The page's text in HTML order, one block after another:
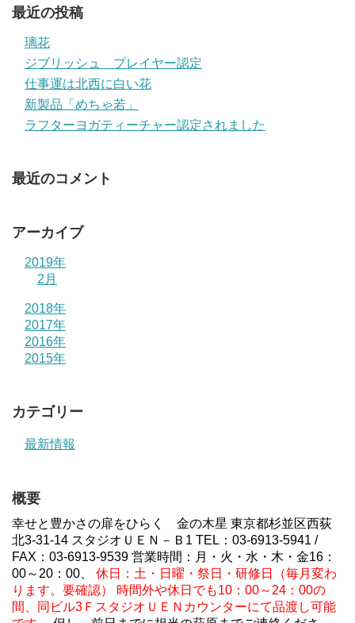
最近の投稿
璃花
ジブリッシュ プレイヤー認定
仕事運は北西に白い花
新製品「めちゃ若」
ラフターヨガティーチャー認定されました
最近のコメント
アーカイブ
2019年
2月
2018年
2017年
2016年
2015年
カテゴリー
最新情報
概要
幸せと豊かさの扉をひらく 金の木星 東京都杉並区西荻
北3-31-14 スタジオＵＥＮ－Ｂ1 TEL：03-6913-5941 /
FAX：03-6913-9539 営業時間：月・火・水・木・金16：
00～20：00、 休日：土・日曜・祭日・研修日（毎月変わ
ります。要確認）
時間外や休日でも10：00～24：00の
間、同ビル3ＦスタジオＵＥＮカウンターにて品渡し可能